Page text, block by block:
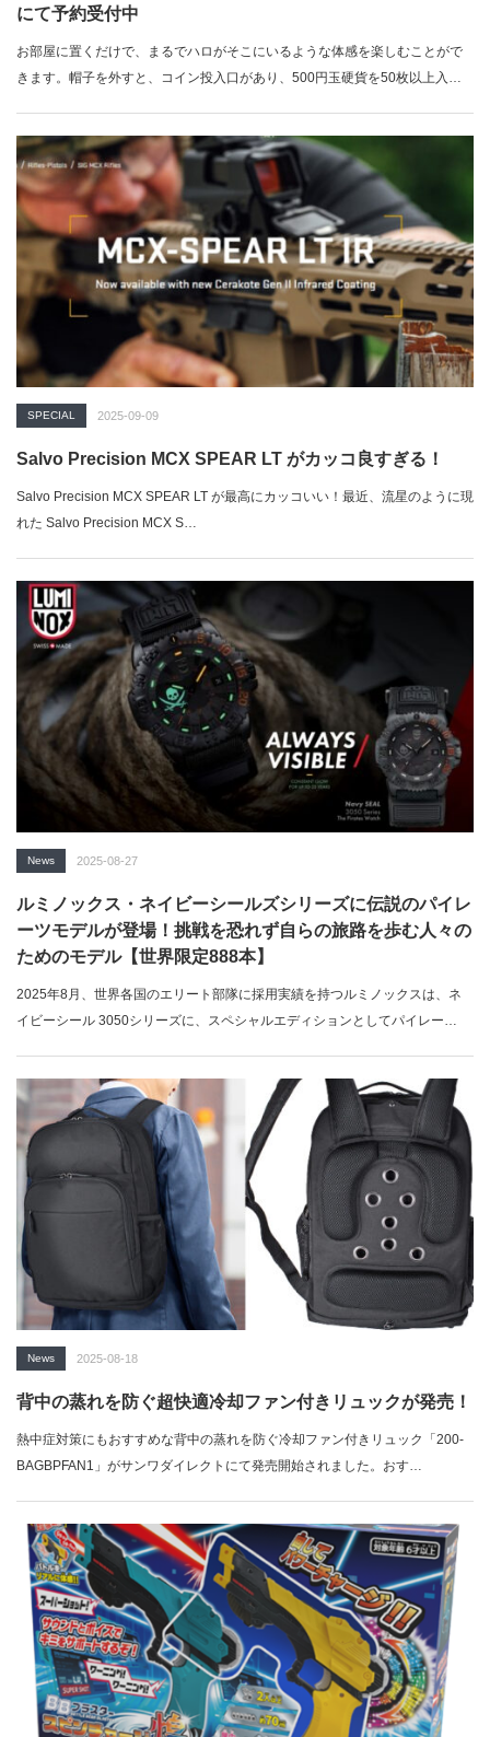
にて予約受付中
お部屋に置くだけで、まるでハロがそこにいるような体感を楽しむことがで
きます。帽子を外すと、コイン投入口があり、500円玉硬貨を50枚以上入れ
SPECIAL 2025-09-09
Salvo Precision MCX SPEAR LT がカッコ良すぎる！
Salvo Precision MCX SPEAR LT が最高にカッコいい！最近、流星のように現
れた Salvo Precision MCX S…
News 2025-08-27
ルミノックス・ネイビーシールズシリーズに伝説のパイレ
ーツモデルが登場！挑戦を恐れず自らの旅路を歩む人々の
ためのモデル【世界限定888本】
2025年8月、世界各国のエリート部隊に採用実績を持つルミノックスは、ネ
イビーシール 3050シリーズに、スペシャルエディションとしてパイレー…
News 2025-08-18
背中の蒸れを防ぐ超快適冷却ファン付きリュックが発売！
熱中症対策にもおすすめな背中の蒸れを防ぐ冷却ファン付きリュック「200-
BAGBPFAN1」がサンワダイレクトにて発売開始されました。おす…